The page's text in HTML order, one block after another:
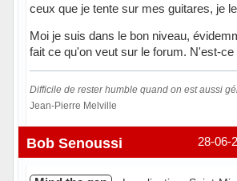
ceux que je tente sur mes guitares, je
Moi je suis dans le bon niveau,
fait ce qu'on veut sur le forum. N'est-
Difficile de rester humble quand on est aussi
Jean-Pierre Melville
Hors ligne 28-06-
Bob Senoussi